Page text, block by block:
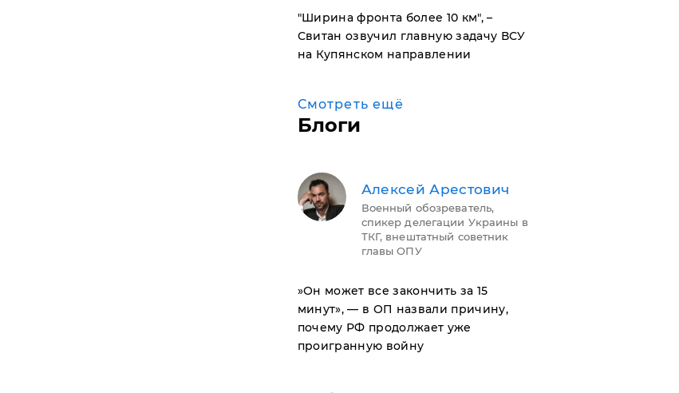
​"Ширина фронта более 10 км", –
Свитан озвучил главную задачу ВСУ
на Купянском направлении
Смотреть ещё
Блоги
Алексей Арестович
Военный обозреватель,
спикер делегации Украины в
ТКГ, внештатный советник
главы ОПУ
​»Он может все закончить за 15
минут», — в ОП назвали причину,
почему РФ продолжает уже
проигранную войну